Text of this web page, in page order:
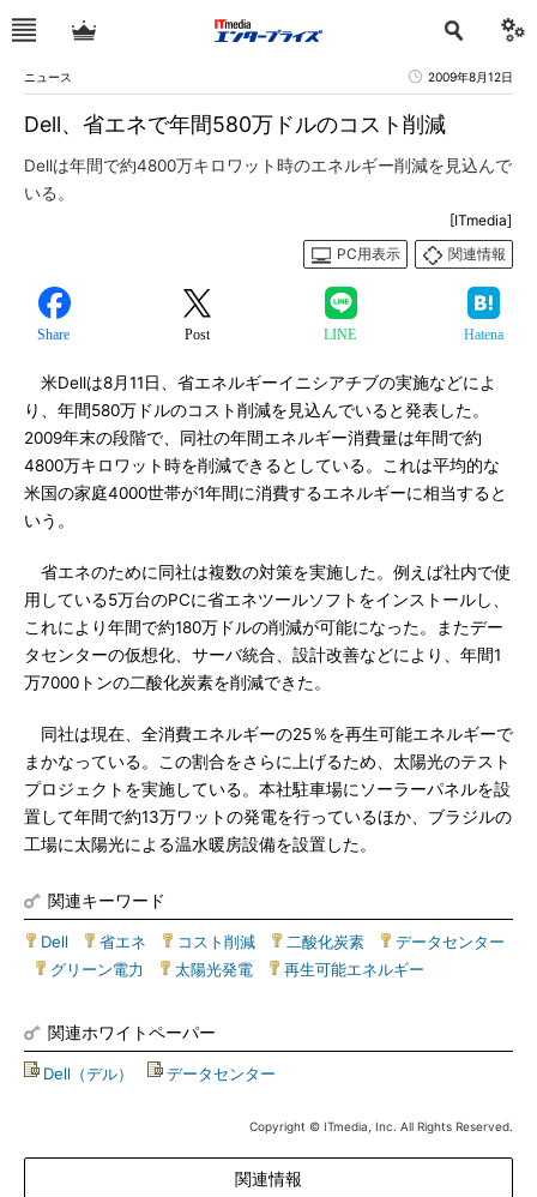
ニュース 2009年8月12日
Dell、省エネで年間580万ドルのコスト削減
Dellは年間で約4800万キロワット時のエネルギー削減を見込んで
いる。
[ITmedia]
PC用表示
関連情報
Share Post LINE Hatena
米Dellは8月11日、省エネルギーイニシアチブの実施などによ
り、年間580万ドルのコスト削減を見込んでいると発表した。
2009年末の段階で、同社の年間エネルギー消費量は年間で約
4800万キロワット時を削減できるとしている。これは平均的な
米国の家庭4000世帯が1年間に消費するエネルギーに相当すると
いう。
省エネのために同社は複数の対策を実施した。例えば社内で使
用している5万台のPCに省エネツールソフトをインストールし、
これにより年間で約180万ドルの削減が可能になった。またデー
タセンターの仮想化、サーバ統合、設計改善などにより、年間1
万7000トンの二酸化炭素を削減できた。
同社は現在、全消費エネルギーの25％を再生可能エネルギーで
まかなっている。この割合をさらに上げるため、太陽光のテスト
プロジェクトを実施している。本社駐車場にソーラーパネルを設
置して年間で約13万ワットの発電を行っているほか、ブラジルの
工場に太陽光による温水暖房設備を設置した。
関連キーワード
Dell 省エネ コスト削減 二酸化炭素
データセンター
グリーン電力 太陽光発電 再生可能エネルギー
関連ホワイトペーパー
Dell（デル） データセンター
Copyright © ITmedia, Inc. All Rights Reserved.
関連情報